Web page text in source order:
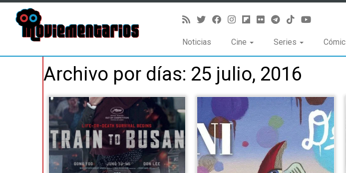
Noticias Cine Series Cómic
Archivo por días: 25 julio, 2016